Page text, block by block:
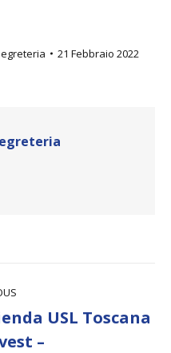
21 Febbraio 2022
USL Toscana
–